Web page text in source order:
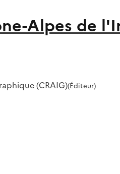
Alpes de
(CRAIG)(Éditeur)